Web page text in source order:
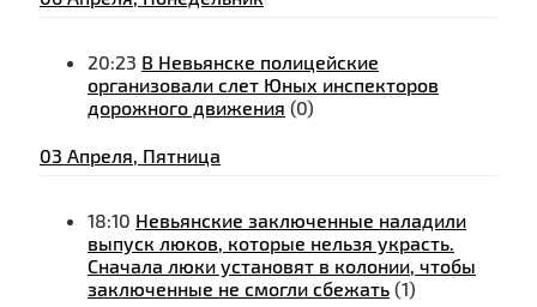
20:23 В Невьянске полицейские
организовали слет Юных инспекторов
дорожного движения (0)
03 Апреля, Пятница
18:10 Невьянские заключенные наладили
выпуск люков, которые нельзя украсть.
Сначала люки установят в колонии, чтобы
заключенные не смогли сбежать (1)